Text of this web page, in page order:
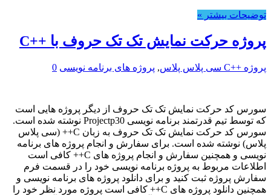
توضیحات بیشتر »
پروژه حرکت نمایش تک تک حروف با ++C
پروژه ++C سی پلاس پلاس , پروژه های برنامه نویسی 0
سورس کد حرکت نمایش تک تک حروف از دیگر پروژه هایی است
که توسط تیم قدرتمند برنامه نویسی Projectp30 نوشته شده است.
سورس کد حرکت نمایش تک تک حروف به زبان C++ (سی پلاس
پلاس) نوشته شده است. برای سفارش و انجام پروژه های برنامه
نویسی و همچنین سفارش و انجام پروژه های C++ کافی است
اطلاعات مربوط به پروژه برنامه نویسی خود را در قسمت فرم
سفارش پروژه ثبت کنید و برای دانلود پروژه های برنامه نویسی و
همچنین دانلود پروژه های C++ کافی است پروژه مورد نظر خود را